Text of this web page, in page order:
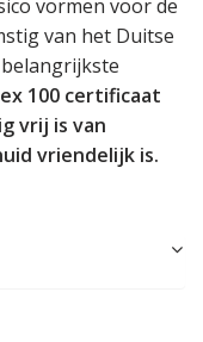
vormen voor de
van het Duitse
100 certificaat
vrij is van
vriendelijk is.